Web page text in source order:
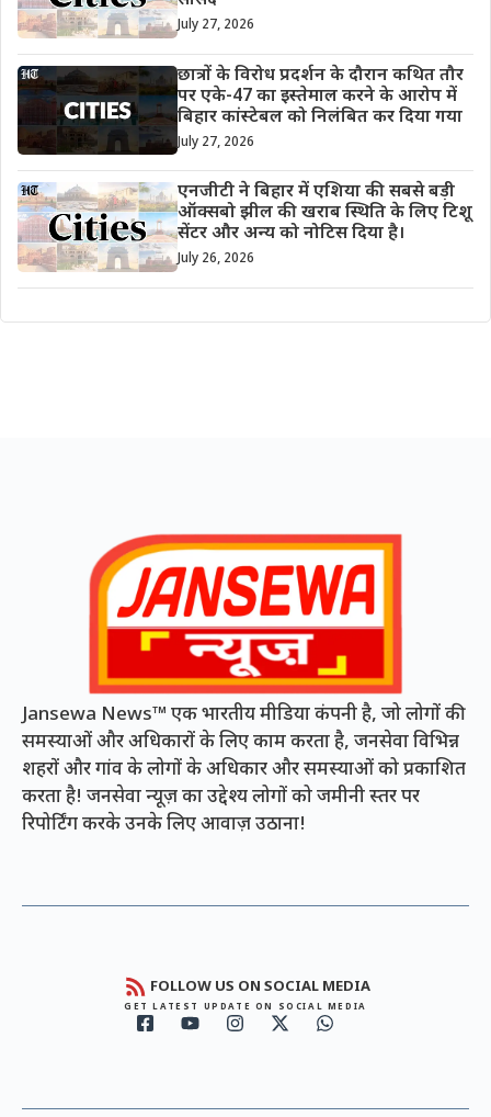
July 27, 2026
छात्रों के विरोध प्रदर्शन के दौरान कथित तौर
पर एके-47 का इस्तेमाल करने के आरोप में
बिहार कांस्टेबल को निलंबित कर दिया गया
July 27, 2026
एनजीटी ने बिहार में एशिया की सबसे बड़ी
ऑक्सबो झील की खराब स्थिति के लिए टिशू
सेंटर और अन्य को नोटिस दिया है।
July 26, 2026
Jansewa News™ एक भारतीय मीडिया कंपनी है, जो लोगों की
समस्याओं और अधिकारों के लिए काम करता है, जनसेवा विभिन्न
शहरों और गांव के लोगों के अधिकार और समस्याओं को प्रकाशित
करता है! जनसेवा न्यूज़ का उद्देश्य लोगों को जमीनी स्तर पर
रिपोर्टिंग करके उनके लिए आवाज़ उठाना!
FOLLOW US ON SOCIAL MEDIA
GET LATEST UPDATE ON SOCIAL MEDIA